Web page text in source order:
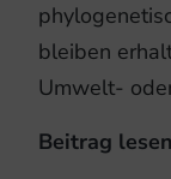
bleiben
Umwelt-
Beitrag lesen